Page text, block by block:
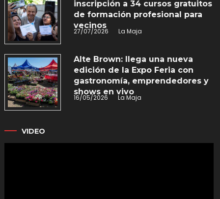
inscripción a 34 cursos gratuitos
de formación profesional para
vecinos
27/07/2026 La Maja
Alte Brown: llega una nueva
edición de la Expo Feria con
gastronomía, emprendedores y
shows en vivo
16/05/2026 La Maja
VIDEO